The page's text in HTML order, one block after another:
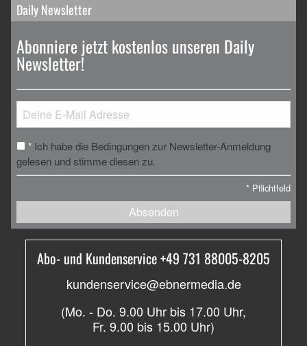
Daily Newsletter
Abonniere jetzt kostenlos unseren Daily
Newsletter!
* Ich habe die Bedingungen zur Newsletter-Anmeldung
gelesen und stimme diesen zu.
* Pflichtfeld
Absenden
Abo- und Kundenservice +49 731 88005-8205
kundenservice@ebnermedia.de
(Mo. - Do. 9.00 Uhr bis 17.00 Uhr,
Fr. 9.00 bis 15.00 Uhr)